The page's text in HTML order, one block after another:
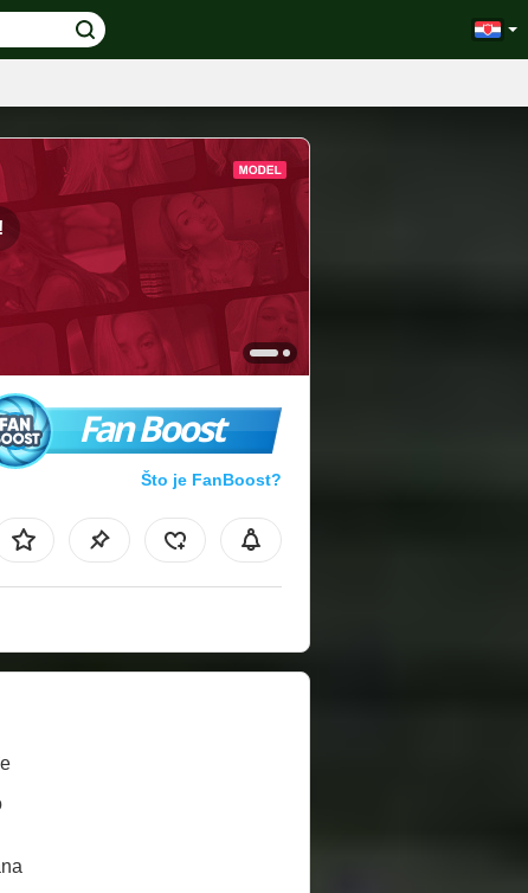
Fan Boost
Što je FanBoost?